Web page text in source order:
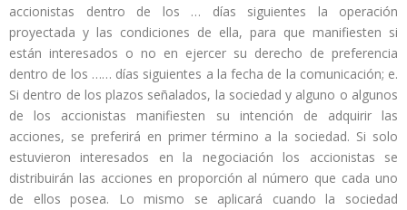
accionistas dentro de los … días siguientes la operación
proyectada y las condiciones de ella, para que manifiesten si
están interesados o no en ejercer su derecho de preferencia
dentro de los …… días siguientes a la fecha de la comunicación; e.
Si dentro de los plazos señalados, la sociedad y alguno o algunos
de los accionistas manifiesten su intención de adquirir las
acciones, se preferirá en primer término a la sociedad. Si solo
estuvieron interesados en la negociación los accionistas se
distribuirán las acciones en proporción al número que cada uno
de ellos posea. Lo mismo se aplicará cuando la sociedad